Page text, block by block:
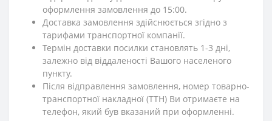
оформлення замовлення до 15:00.
Доставка замовлення здійснюється згідно з
тарифами транспортної компанії.
Термін доставки посилки становлять 1-3 дні,
залежно від віддаленості Вашого населеного
пункту.
Після відправлення замовлення, номер товарно-
транспортної накладної (ТТН) Ви отримаєте на
телефон, який був вказаний при оформленні.